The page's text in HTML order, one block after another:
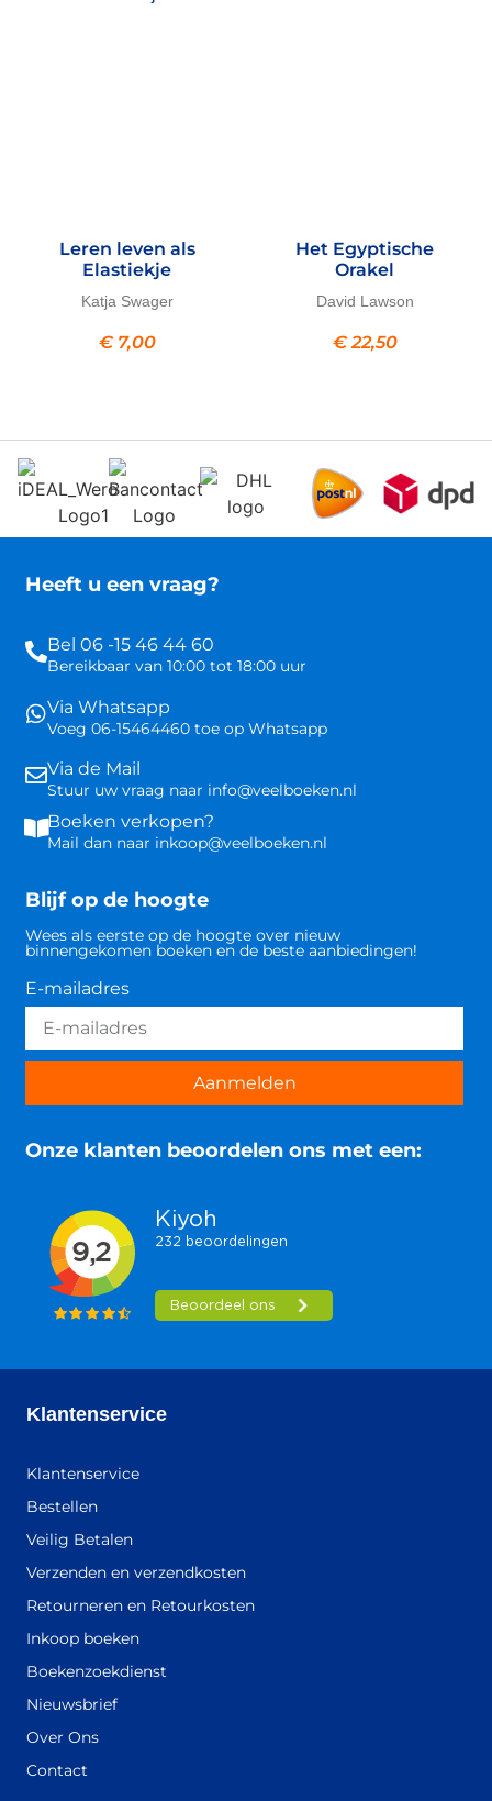
Leren leven als
Elastiekje
Katja Swager
€7,00
Het Egyptische
Orakel
David Lawson
€22,50
Heeft u een vraag?
Bel 06 -15 46 44 60
Bereikbaar van 10:00 tot 18:00 uur
Via Whatsapp
Voeg 06-15464460 toe op Whatsapp
Via de Mail
Stuur uw vraag naar info@veelboeken.nl
Boeken verkopen?
Mail dan naar inkoop@veelboeken.nl
Blijf op de hoogte
Wees als eerste op de hoogte over nieuw
binnengekomen boeken en de beste aanbiedingen!
E-mailadres
Aanmelden
Onze klanten beoordelen ons met een:
Klantenservice
Klantenservice
Bestellen
Veilig Betalen
Verzenden en verzendkosten
Retourneren en Retourkosten
Inkoop boeken
Boekenzoekdienst
Nieuwsbrief
Over Ons
Contact